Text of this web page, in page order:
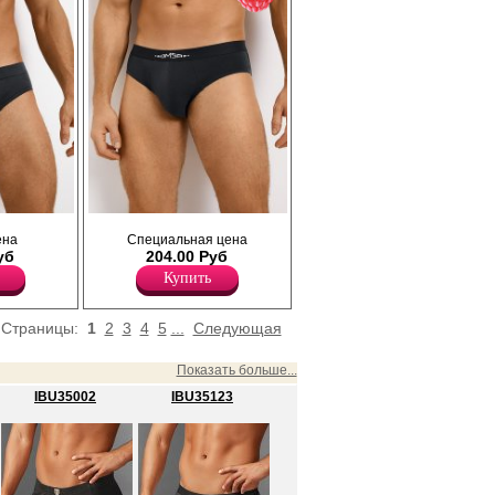
Эластан 5%
и
силуэта, однотонные, из
высококачественного хлопка с
добавлением эластана, повышающий
прочность и качество одежды, создавая
идеальное облегание фигуры. Имеют
среднюю посадку, мягкую и эластичную
открытую резинку по талии с фирменным
Модель не ограничивает движения и
обеспечивает комфорт в течении всего
дня. Базовая модель в классических
ношения, занятиями спортом.
Хлопок 95%
Эластан 5%
Специальная цена
204.00 Руб
Купить
Страницы: 1 2 3 4 5 Следующая
Показать больше...
IBU35002 IBU35123